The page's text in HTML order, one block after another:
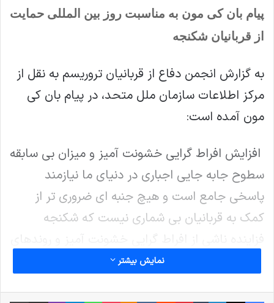
پیام بان کی مون به مناسبت روز بین المللی حمایت
از قربانیان شکنجه
به گزارش انجمن دفاع از قربانیان تروریسم به نقل از
مرکز اطلاعات سازمان ملل متحد، در پیام بان کی
مون آمده است:
افزایش افراط گرایی خشونت آمیز و میزان بی سابقه
سطوح جابه جایی اجباری در دنیای ما نیازمند
پاسخی جامع است و هیچ جنبه ای ضروری تر از
کمک به قربانیان بی شماری نیست که شکنجه
فزاینده ناشی از افراط گرایی خشونت آمیز و روندهای
مرتبط با آن ایجاد می کند.
رفتار افراط گرایان خشن با شهروندان بی گناه به ویژه
نمایش بیشتر